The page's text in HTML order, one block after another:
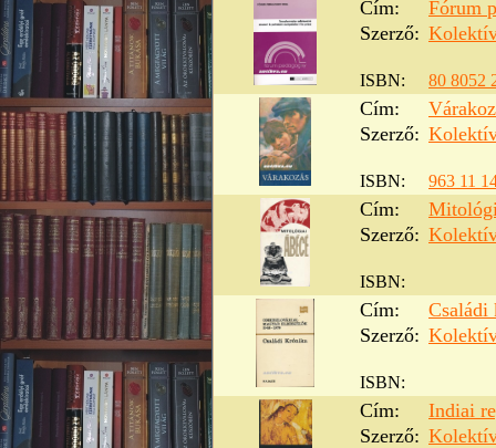
Cím:
Fórum
Szerző:
ISBN: 80 8052
Cím:
Szerző:
ISBN: 963 11
Cím:
Szerző:
ISBN:
Cím:
Családi
Szerző:
ISBN:
Cím:
Indiai
Szerző: